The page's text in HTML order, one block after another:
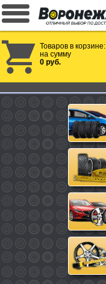
Товаров в корзине:
на сумму
0 руб.